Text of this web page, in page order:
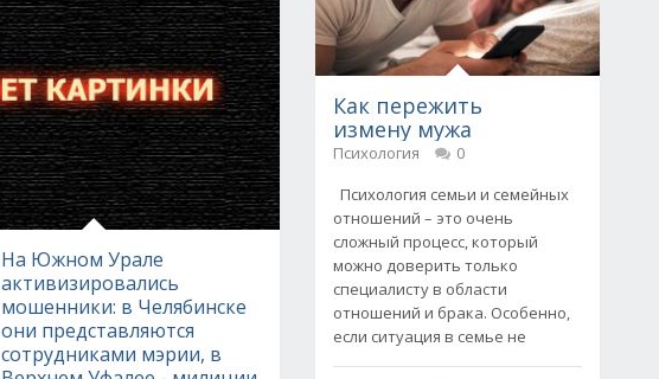
На Южном Урале
активизировались
мошенники: в Челябинске
они представляются
сотрудниками мэрии, в
Как пережить
измену мужа
Психология
0
Психология семьи и семейных
отношений – это очень
сложный процесс, который
можно доверить только
специалисту в области
отношений и брака. Особенно,
если ситуация в семье не